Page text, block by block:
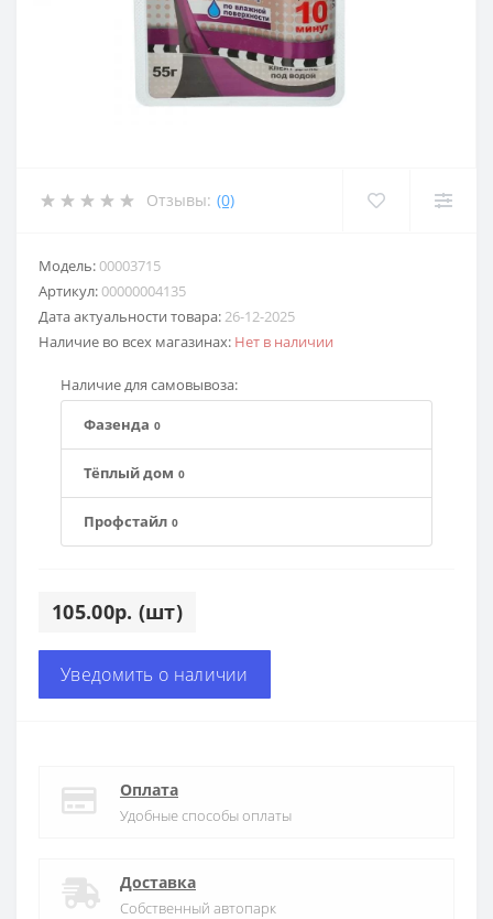
Отзывы: (0)
Модель:00003715
Артикул:00000004135
Дата актуальности товара: 26-12-2025
Наличие во всех магазинах: Нет в наличии
Наличие для самовывоза:
Фазенда 0
Тёплый дом 0
Профстайл 0
105.00р. (шт)
Уведомить о наличии
Оплата
Удобные способы оплаты
Доставка
Собственный автопарк